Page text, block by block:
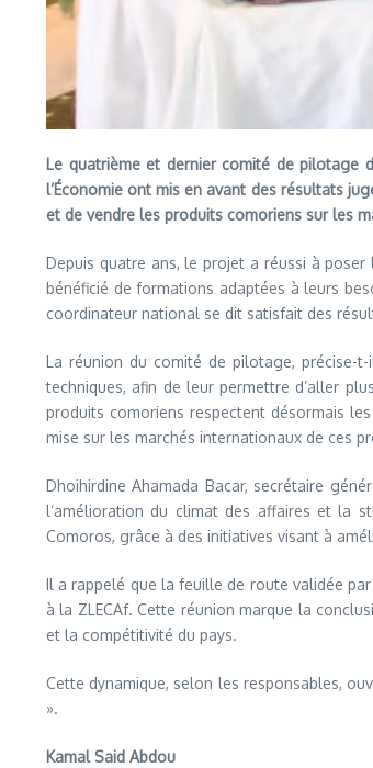
Le quatrième et dernier comité de pilotage
l’Économie ont mis en avant des résultats
et de vendre les produits comoriens sur les
Depuis quatre ans, le projet a réussi à
bénéficié de formations adaptées à leurs
coordinateur national se dit satisfait des
La réunion du comité de pilotage, précise-
techniques, afin de leur permettre d’aller
produits comoriens respectent désormais
mise sur les marchés internationaux de ces
Dhoihirdine Ahamada Bacar, secrétaire
l’amélioration du climat des affaires et la
Comoros, grâce à des initiatives visant à
Il a rappelé que la feuille de route validée
à la ZLECAf. Cette réunion marque la
et la compétitivité du pays.
Cette dynamique, selon les responsables,
».
Kamal Said Abdou